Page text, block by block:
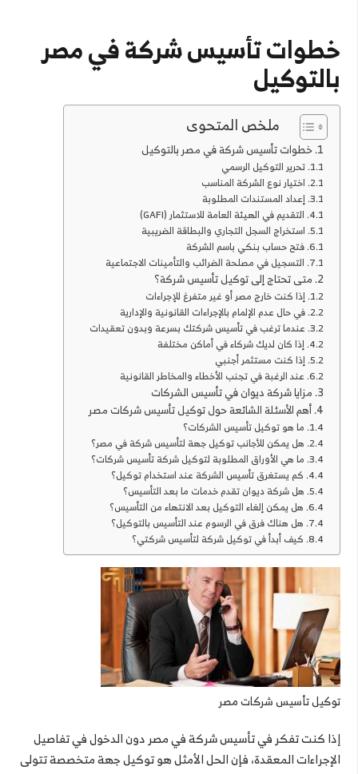
خطوات تأسيس شركة في مصر
بالتوكيل
ملخص المتحوى
خطوات تأسيس شركة في مصر بالتوكيل
تحرير التوكيل الرسمي
اختيار نوع الشركة المناسب
إعداد المستندات المطلوبة
التقديم في الهيئة العامة للاستثمار (GAFI)
استخراج السجل التجاري والبطاقة الضريبية
فتح حساب بنكي باسم الشركة
التسجيل في مصلحة الضرائب والتأمينات الاجتماعية
متى تحتاج إلى توكيل تأسيس شركة؟
إذا كنت خارج مصر أو غير متفرغ للإجراءات
في حال عدم الإلمام بالإجراءات القانونية والإدارية
عندما ترغب في تأسيس شركتك بسرعة وبدون تعقيدات
إذا كان لديك شركاء في أماكن مختلفة
إذا كنت مستثمر أجنبي
عند الرغبة في تجنب الأخطاء والمخاطر القانونية
مزايا شركة ديوان في تأسيس الشركات
أهم الأسئلة الشائعة حول توكيل تأسيس شركات مصر
ما هو توكيل تأسيس الشركات؟
هل يمكن للأجانب توكيل جهة لتأسيس شركة في مصر؟
ما هي الأوراق المطلوبة لتوكيل شركة تأسيس شركات؟
كم يستغرق تأسيس الشركة عند استخدام توكيل؟
هل شركة ديوان تقدم خدمات ما بعد التأسيس؟
هل يمكن إلغاء التوكيل بعد الانتهاء من التأسيس؟
هل هناك فرق في الرسوم عند التأسيس بالتوكيل؟
كيف أبدأ في توكيل شركة لتأسيس شركتي؟
توكيل تأسيس شركات مصر
إذا كنت تفكر في تأسيس شركة في مصر دون الدخول في تفاصيل
الإجراءات المعقدة، فإن الحل الأمثل هو توكيل جهة متخصصة تتولى